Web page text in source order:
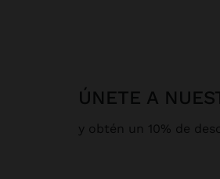
ÚNETE A
y obtén un 10% de